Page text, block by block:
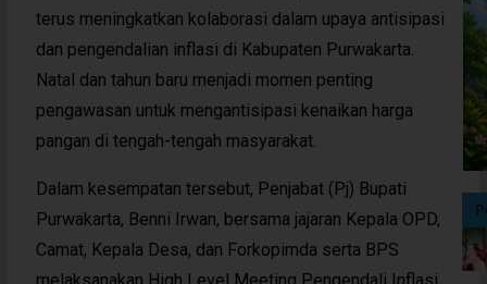
terus meningkatkan kolaborasi dalam upaya antisipasi
dan pengendalian inflasi di Kabupaten Purwakarta.
Natal dan tahun baru menjadi momen penting
pengawasan untuk mengantisipasi kenaikan harga
pangan di tengah-tengah masyarakat.
Dalam kesempatan tersebut, Penjabat (Pj) Bupati
Purwakarta, Benni Irwan, bersama jajaran Kepala OPD,
Camat, Kepala Desa, dan Forkopimda serta BPS
melaksanakan High Level Meeting Pengendali Inflasi